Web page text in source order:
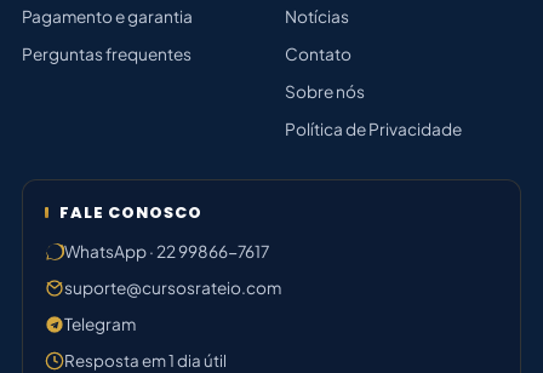
Pagamento e garantia
Perguntas frequentes
Notícias
Contato
Sobre nós
Política de Privacidade
FALE CONOSCO
WhatsApp · 22 99866-7617
suporte@cursosrateio.com
Telegram
Resposta em 1 dia útil